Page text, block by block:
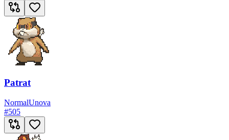
Patrat
NormalUnova
#505